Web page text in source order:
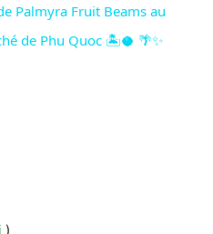
Palmyra Fruit Beams au
de Phu Quoc 🏝️🥥 🌴✨
)